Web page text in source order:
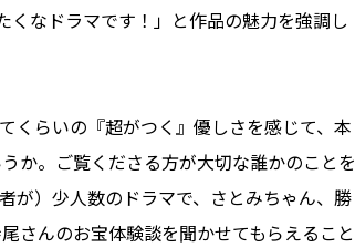
なドラマです！」と作品の魅力を強調し
くらいの『超がつく』優しさを感じて、本
か。ご覧くださる方が大切な誰かのことを
が）少人数のドラマで、さとみちゃん、勝
さんのお宝体験談を聞かせてもらえること